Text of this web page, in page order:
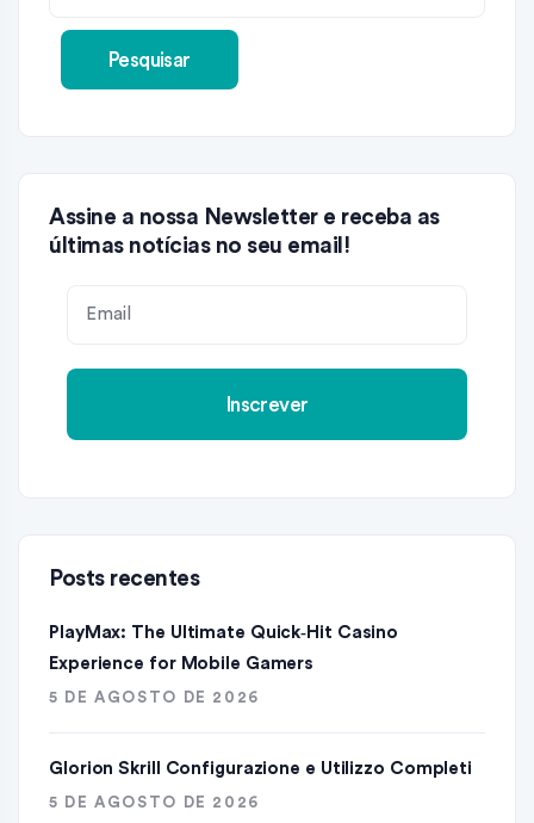
Pesquisar
Assine a nossa Newsletter e receba as
últimas notícias no seu email!
Posts recentes
PlayMax: The Ultimate Quick‑Hit Casino
Experience for Mobile Gamers
5 DE AGOSTO DE 2026
Glorion Skrill Configurazione e Utilizzo Completi
5 DE AGOSTO DE 2026